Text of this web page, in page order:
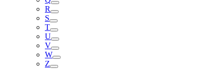
R
S
T
U
V
W
Z